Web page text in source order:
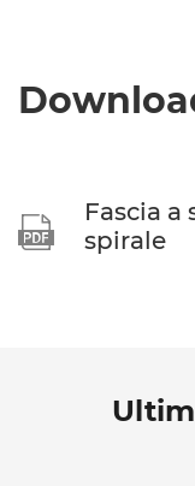

Fascia
spirale